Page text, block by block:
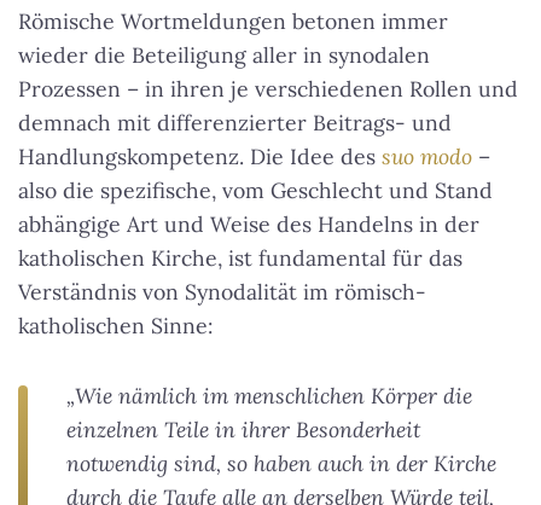
Römische Wortmeldungen betonen immer
wieder die Beteiligung aller in synodalen
Prozessen – in ihren je verschiedenen Rollen und
demnach mit differenzierter Beitrags- und
Handlungskompetenz. Die Idee des suo modo –
also die spezifische, vom Geschlecht und Stand
abhängige Art und Weise des Handelns in der
katholischen Kirche, ist fundamental für das
Verständnis von Synodalität im römisch-
katholischen Sinne:
„Wie nämlich im menschlichen Körper die
einzelnen Teile in ihrer Besonderheit
notwendig sind, so haben auch in der Kirche
durch die Taufe alle an derselben Würde teil,